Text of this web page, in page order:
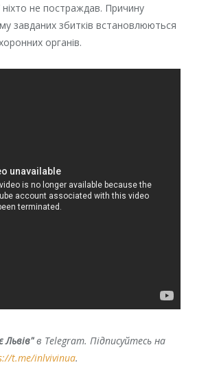
ніхто не постраждав. Причину
завданих збитків встановлюються
органів.
Львів"в Telegram. Підписуйтесь на
t.me/inlvivinua.